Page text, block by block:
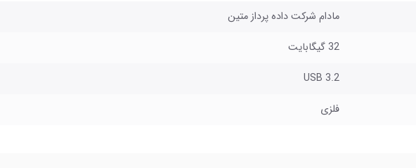
مادام شرکت داده پرداز متین
32 گیگابایت
USB 3.2
فلزی